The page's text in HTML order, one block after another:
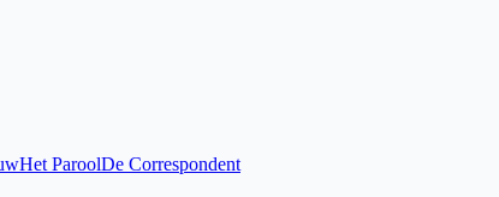
Het ParoolDe Correspondent